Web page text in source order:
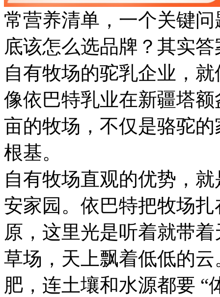
常营养清单，一个关键
底该怎么选品牌？其实
自有牧场的驼乳企业，
像依巴特乳业在新疆塔
亩的牧场，不仅是骆驼
根基。
自有牧场直观的优势，
安家园。依巴特把牧场
原，这里光是听着就带
草场，天上飘着低低的
肥，连土壤和水源都要 “